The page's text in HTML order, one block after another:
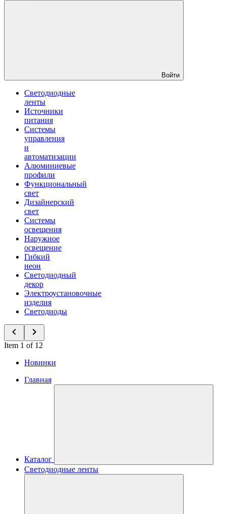
Войти
Светодиодные
ленты
Источники
питания
Системы
управления
и
автоматизации
Алюминиевые
профили
Функциональный
свет
Дизайнерский
свет
Системы
освещения
Наружное
освещение
Гибкий
неон
Светодиодный
декор
Электроустановочные
изделия
Светодиоды
Item 1 of 12
Новинки
Главная
Каталог
Светодиодные ленты